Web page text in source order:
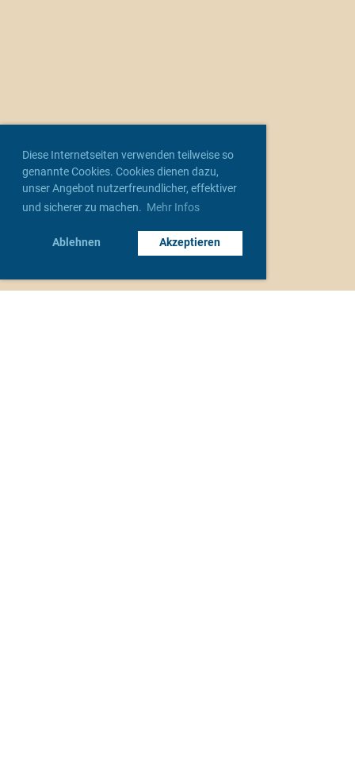
Diese Internetseiten verwenden teilweise so
genannte Cookies. Cookies dienen dazu,
unser Angebot nutzerfreundlicher, effektiver
und sicherer zu machen. Mehr Infos
Ablehnen Akzeptieren